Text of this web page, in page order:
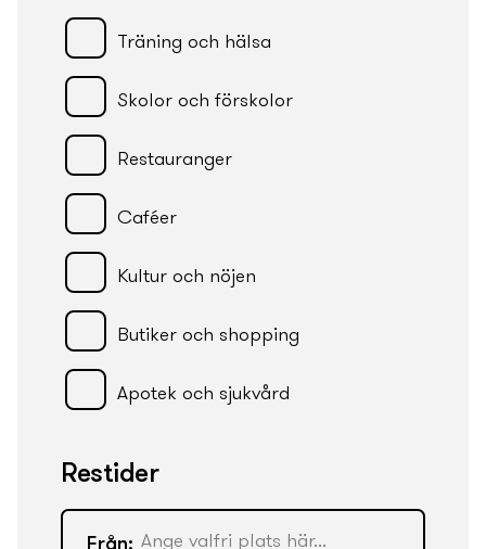
Restider
Träning och hälsa
Skolor och förskolor
Restauranger
Caféer
Kultur och nöjen
Butiker och shopping
Apotek och sjukvård